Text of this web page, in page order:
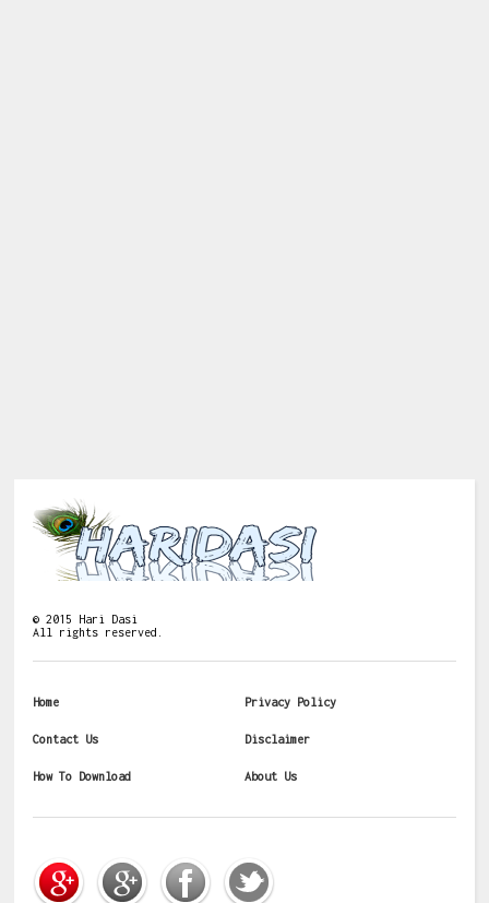
©2015
Hari Dasi
All rights reserved.
Home Privacy Policy
Contact Us Disclaimer
How To Download About Us